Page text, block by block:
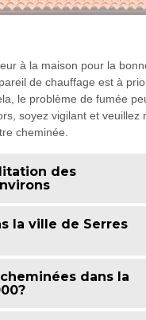
à la maison pour la
de chauffage est à
le problème de fumée
soyez vigilant et veuillez
cheminée.
des
la ville de Serres
dans la